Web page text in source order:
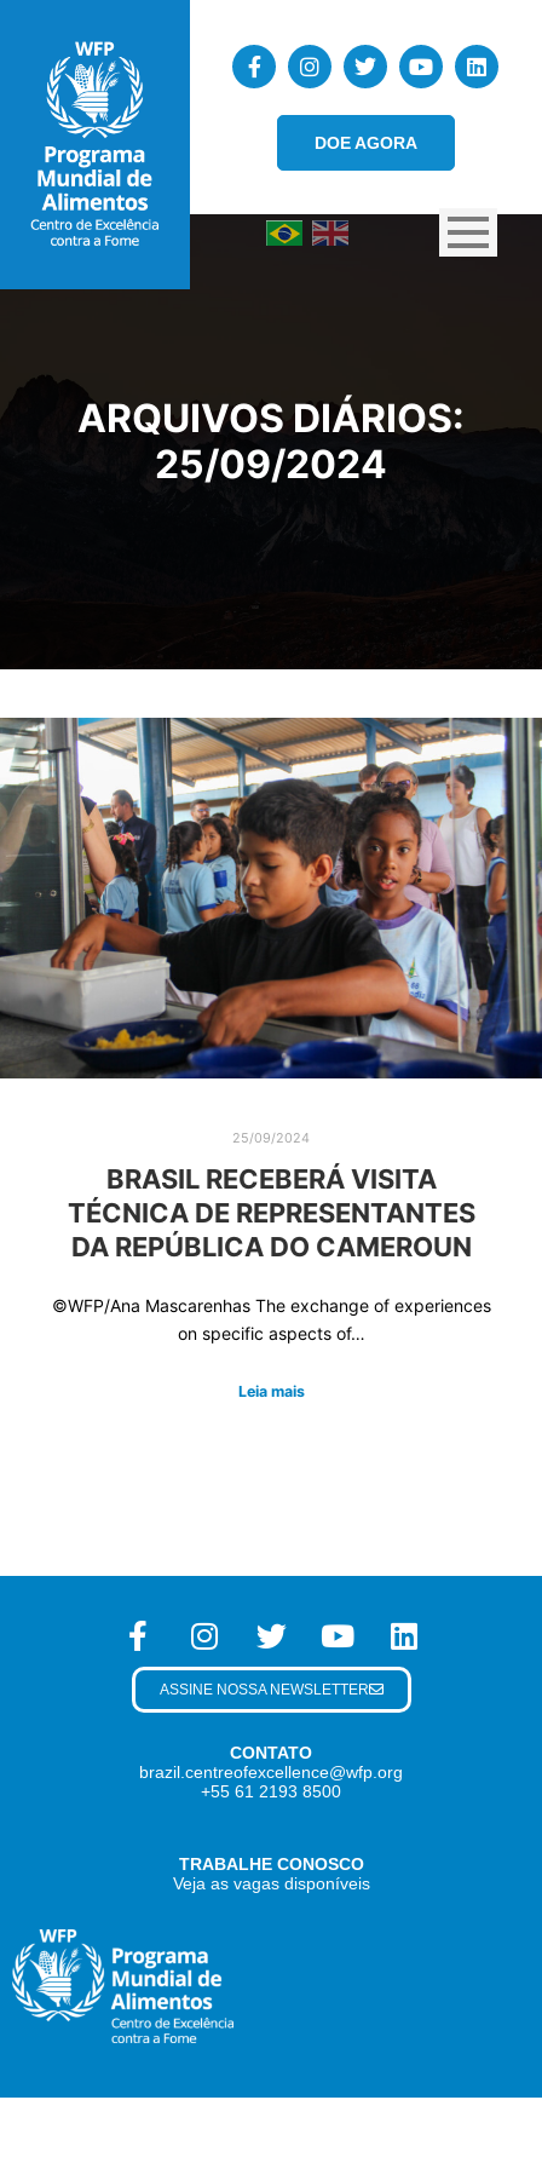
DOE AGORA
ARQUIVOS DIÁRIOS:
25/09/2024
25/09/2024
BRASIL RECEBERÁ VISITA
TÉCNICA DE REPRESENTANTES
DA REPÚBLICA DO CAMEROUN
©WFP/Ana Mascarenhas The exchange of experiences
on specific aspects of…
Leia mais
CONTATO
brazil.centreofexcellence@wfp.org
+55 61 2193 8500
TRABALHE CONOSCO
Veja as vagas disponíveis
ASSINE NOSSA NEWSLETTER